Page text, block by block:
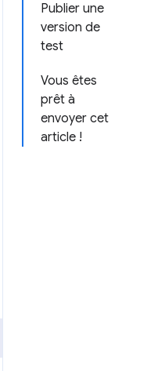
Publier une
version de
test
Vous êtes
prêt à
envoyer cet
article !